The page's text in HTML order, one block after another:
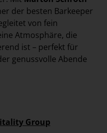
der besten Barkeeper
von fein
Atmosphäre, die
ist – perfekt für
genussvolle Abende
Group